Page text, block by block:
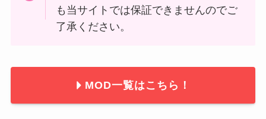
も当サイトでは保証できませんのでご
了承ください。
MOD一覧はこちら！